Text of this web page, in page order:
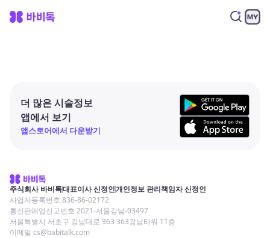
더 많은 시술정보
앱에서 보기
앱스토어에서 다운받기
주식회사 바비톡대표이사 신정인개인정보 관리책임자 신정인
사업자등록번호 836-86-02172
통신판매업신고번호 2021-서울강남-03497
서울특별시 서초구 강남대로 363 363강남타워 11층
이메일 cs@babitalk.com